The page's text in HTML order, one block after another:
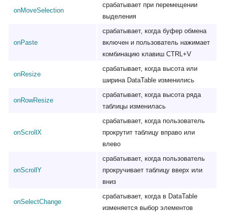
onMoveSelection
срабатывает при перемещении
выделения
onPaste
срабатывает, когда буфер обмена
включен и пользователь нажимает
комбинацию клавиш CTRL+V
onResize
срабатывает, когда высота или
ширина DataTable изменились
onRowResize
срабатывает, когда высота ряда
таблицы изменилась
onScrollX
срабатывает, когда пользователь
прокрутит таблицу вправо или
влево
onScrollY
срабатывает, когда пользователь
прокручивает таблицу вверх или
вниз
onSelectChange
срабатывает, когда в DataTable
изменяется выбор элементов